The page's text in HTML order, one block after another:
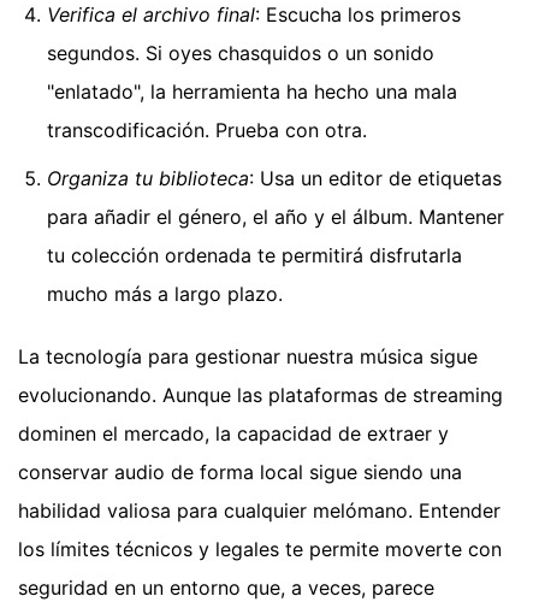
Verifica el archivo final: Escucha los primeros
segundos. Si oyes chasquidos o un sonido
"enlatado", la herramienta ha hecho una mala
transcodificación. Prueba con otra.
Organiza tu biblioteca: Usa un editor de etiquetas
para añadir el género, el año y el álbum. Mantener
tu colección ordenada te permitirá disfrutarla
mucho más a largo plazo.
La tecnología para gestionar nuestra música sigue
evolucionando. Aunque las plataformas de streaming
dominen el mercado, la capacidad de extraer y
conservar audio de forma local sigue siendo una
habilidad valiosa para cualquier melómano. Entender
los límites técnicos y legales te permite moverte con
seguridad en un entorno que, a veces, parece